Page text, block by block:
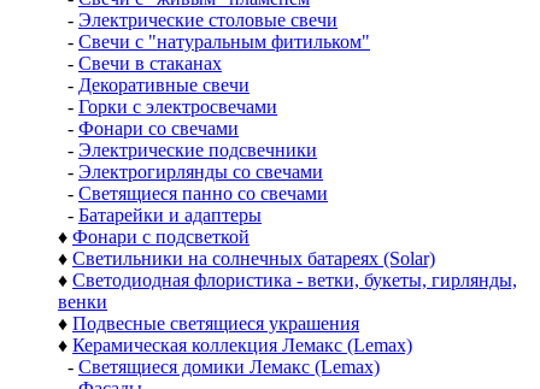
- Электрические столовые свечи
- Свечи с "натуральным фитильком"
- Свечи в стаканах
- Декоративные свечи
- Горки с электросвечами
- Фонари со свечами
- Электрические подсвечники
- Электрогирлянды со свечами
- Светящиеся панно со свечами
- Батарейки и адаптеры
♦ Фонари с подсветкой
♦ Светильники на солнечных батареях (Solar)
♦ Светодиодная флористика - ветки, букеты, гирлянды,
венки
♦ Подвесные светящиеся украшения
♦ Керамическая коллекция Лемакс (Lemax)
- Светящиеся домики Лемакс (Lemax)